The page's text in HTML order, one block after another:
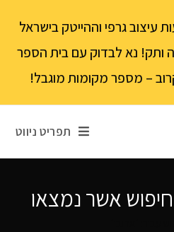
עיצוב גרפי וההייטק בישראל
- עם 15 שנה ותק! נא לבדוק עם בית הספר
– מספר מקומות מוגבל!
תפריט ניווט
אשר נמצאו